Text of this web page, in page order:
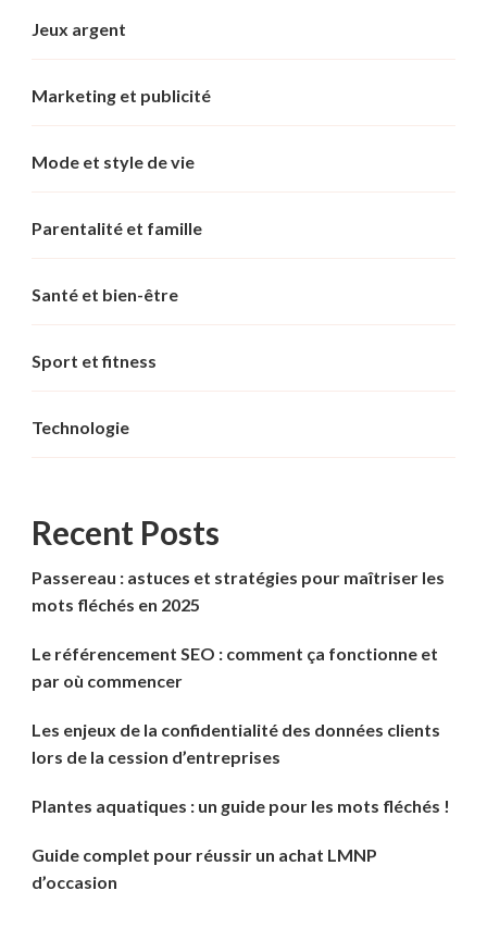
Jeux argent
Marketing et publicité
Mode et style de vie
Parentalité et famille
Santé et bien-être
Sport et fitness
Technologie
Recent Posts
Passereau : astuces et stratégies pour maîtriser les
mots fléchés en 2025
Le référencement SEO : comment ça fonctionne et
par où commencer
Les enjeux de la confidentialité des données clients
lors de la cession d’entreprises
Plantes aquatiques : un guide pour les mots fléchés !
Guide complet pour réussir un achat LMNP
d’occasion